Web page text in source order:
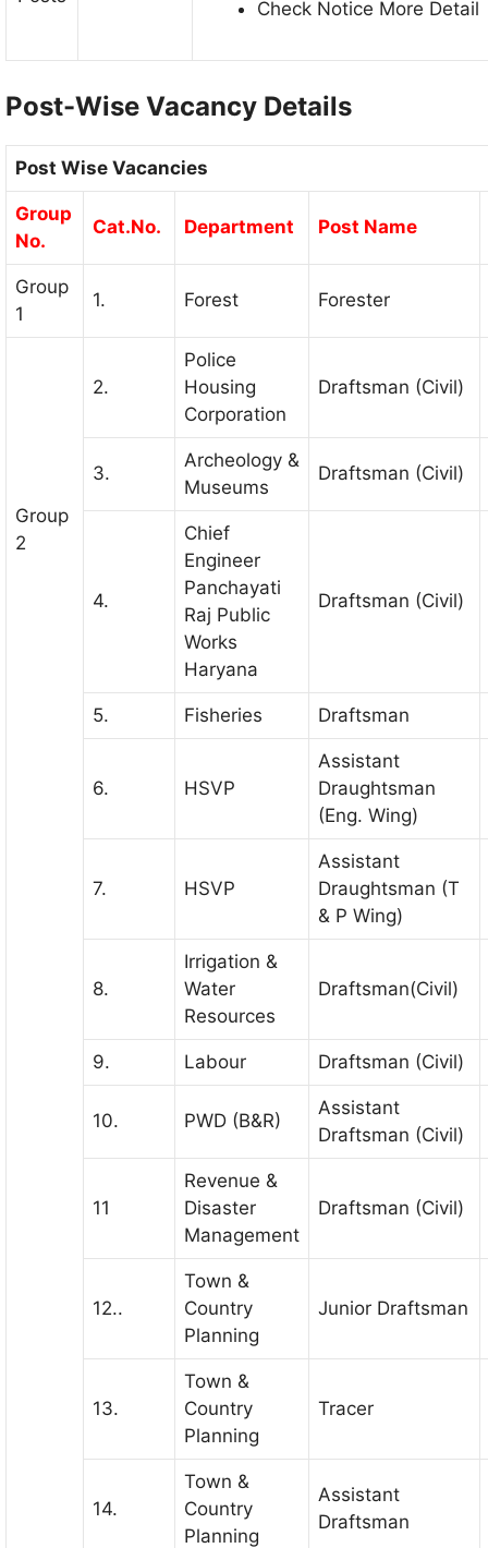
Check Notice More Detail
Post-Wise Vacancy Details
Post Wise Vacancies
Group
No.
Cat.No. Department Post Name
Group
1
1. Forest Forester
Group
2
2.
Police
Housing
Corporation
Draftsman (Civil)
3.
Archeology &
Museums
Draftsman (Civil)
4.
Chief
Engineer
Panchayati
Raj Public
Works
Haryana
Draftsman (Civil)
5. Fisheries Draftsman
6. HSVP
Assistant
Draughtsman
(Eng. Wing)
7. HSVP
Assistant
Draughtsman (T
& P Wing)
8.
Irrigation &
Water
Resources
Draftsman(Civil)
9. Labour Draftsman (Civil)
10. PWD (B&R)
Assistant
Draftsman (Civil)
11
Revenue &
Disaster
Management
Draftsman (Civil)
12..
Town &
Country
Planning
Junior Draftsman
13.
Town &
Country
Planning
Tracer
14.
Town &
Country
Planning
Assistant
Draftsman